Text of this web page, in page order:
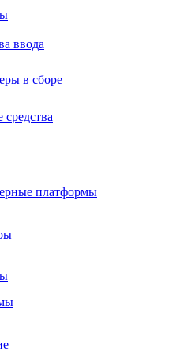
ввода
в сборе
платформы